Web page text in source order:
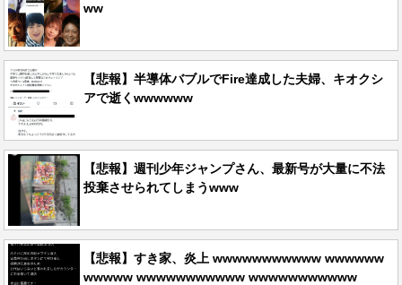
ww
【悲報】半導体バブルでFire達成した夫婦、キオクシ
アで逝くwwwwww
【悲報】週刊少年ジャンプさん、最新号が大量に不法
投棄させられてしまうwww
【悲報】すき家、炎上 wwwwwwwwwww wwwwww
wwwww wwwwwwwwwww wwwwwwwwwww